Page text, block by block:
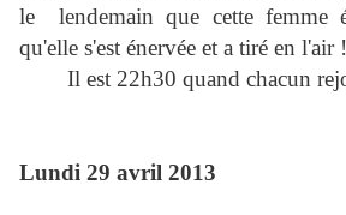
le lendemain que cette femme
qu'elle s'est énervée et a tiré en l'air !
Il est 22h30 quand chacun
Lundi 29 avril 2013